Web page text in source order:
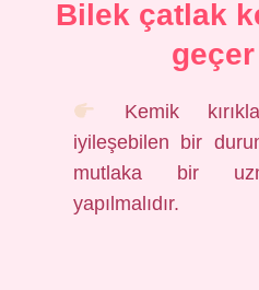
Bilek çatlak
Kemik
iyileşebilen bir
mutlaka bir
yapılmalıdır.